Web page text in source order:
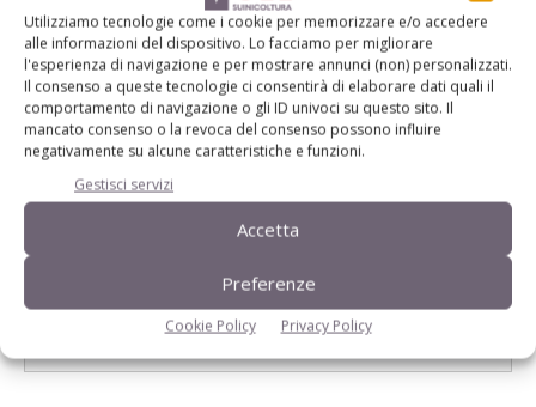
Utilizziamo tecnologie come i cookie per memorizzare e/o accedere
alle informazioni del dispositivo. Lo facciamo per migliorare
l'esperienza di navigazione e per mostrare annunci (non) personalizzati.
Il consenso a queste tecnologie ci consentirà di elaborare dati quali il
comportamento di navigazione o gli ID univoci su questo sito. Il
mancato consenso o la revoca del consenso possono influire
negativamente su alcune caratteristiche e funzioni.
Gestisci servizi
Accetta
Preferenze
Cookie Policy Privacy Policy
prodotto!
Cerca adesso